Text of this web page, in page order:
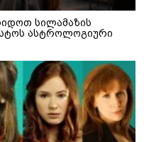
სილამაზის
ასტროლოგიური